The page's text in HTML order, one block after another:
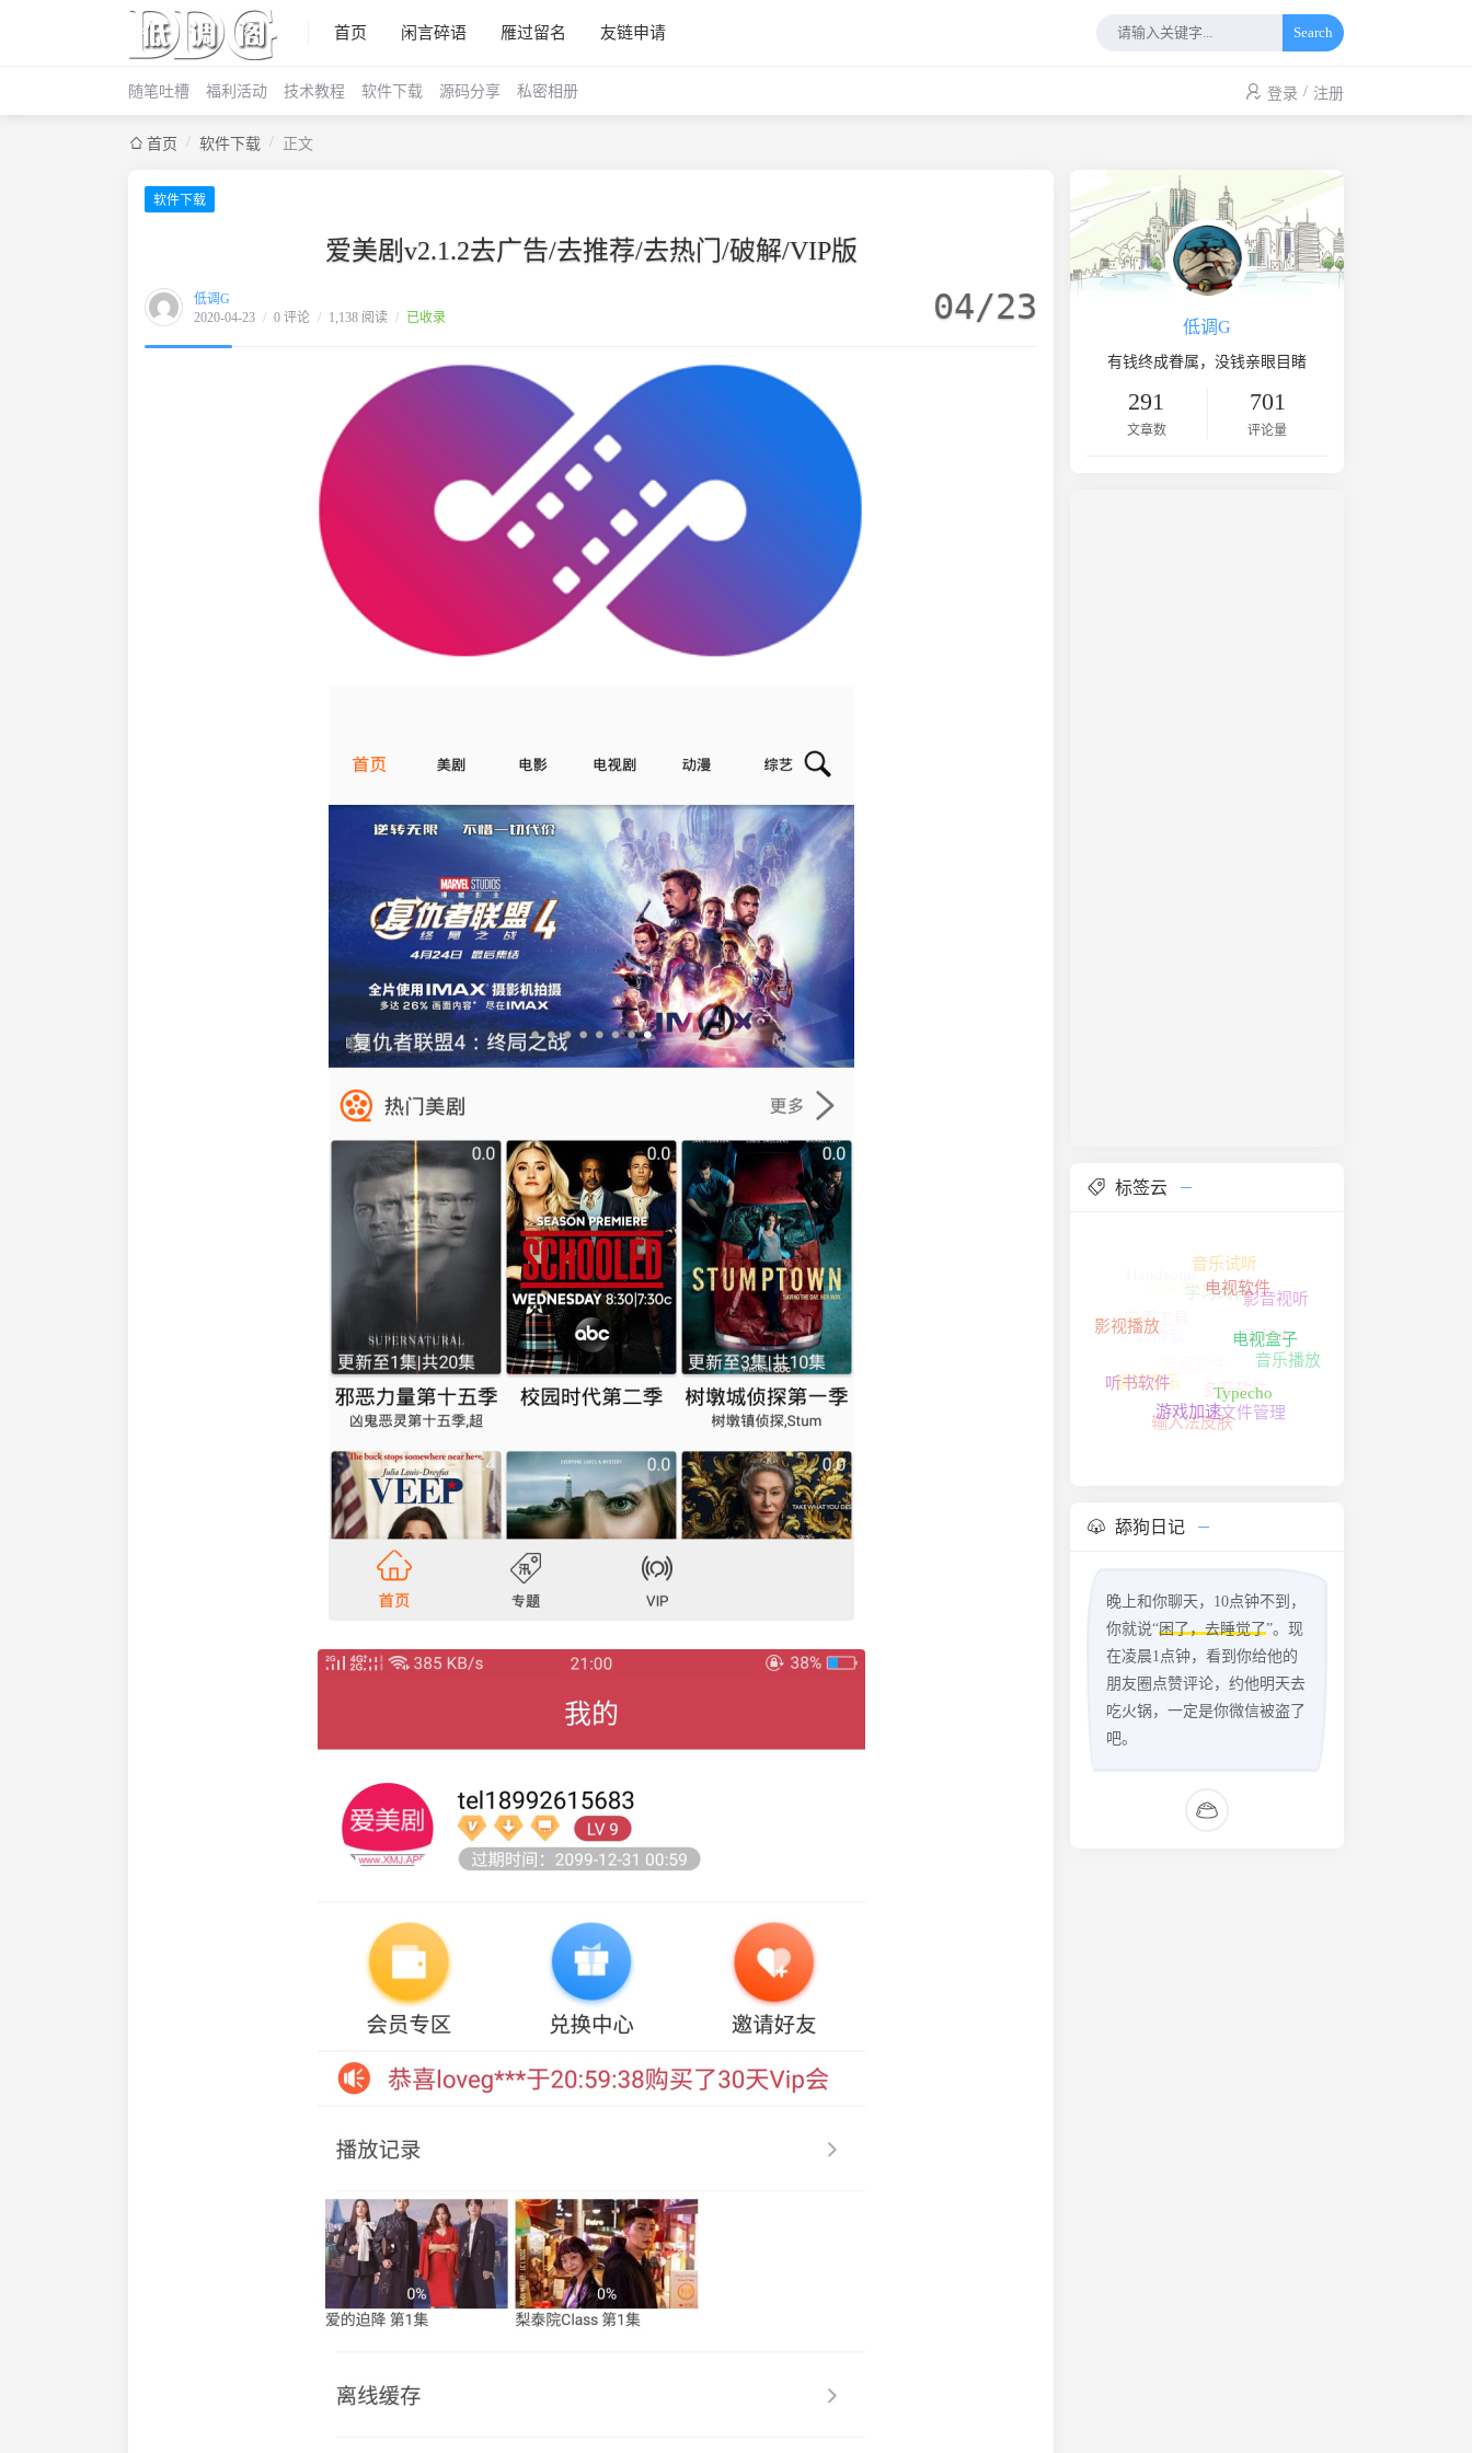
首页 闲言碎语 雁过留名 友链申请 Search
随笔吐槽 福利活动 技术教程 软件下载 源码分享 私密相册 登录 / 注册
首页 / 软件下载 / 正文
软件下载
爱美剧v2.1.2去广告/去推荐/去热门/破解/VIP版
低调G
2020-04-23 / 0 评论 / 1,138 阅读 / 已收录 04/23 低调G
有钱终成眷属，没钱亲眼目睹
291
文章数
701
评论量
标签云
安卓软件
影音播放
影音视频电视软件
游戏加速
听书软件
影视播放
Handsome
音乐试听
影音视听
音乐播放
文件管理
输入法皮肤
解锁音乐
GitHub
多开软件
舔狗日记
晚上和你聊天，10点钟不到，
你就说“困了，去睡觉了”。现
在凌晨1点钟，看到你给他的
朋友圈点赞评论，约他明天去
吃火锅，一定是你微信被盗了
吧。